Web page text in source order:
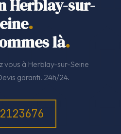
Herblay-sur-
.
là.
vous à Herblay-sur-Seine
garanti. 24h/24.